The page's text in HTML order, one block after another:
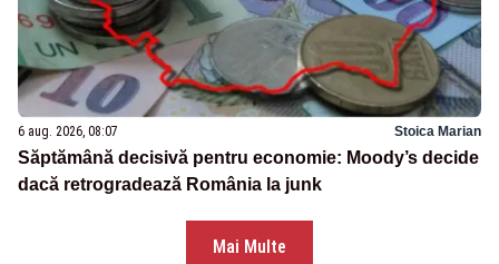
6 aug. 2026, 08:07 Stoica Marian
Săptămână decisivă pentru economie: Moody’s decide
dacă retrogradează România la junk
Mai Multe